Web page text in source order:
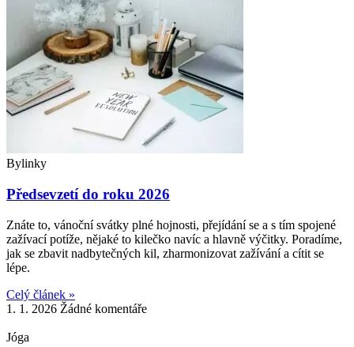
Bylinky
Předsevzetí do roku 2026
Znáte to, vánoční svátky plné hojnosti, přejídání se a s tím spojené
zažívací potíže, nějaké to kilečko navíc a hlavně výčitky. Poradíme,
jak se zbavit nadbytečných kil, zharmonizovat zažívání a cítit se
lépe.
Celý článek »
1. 1. 2026 Žádné komentáře
Jóga